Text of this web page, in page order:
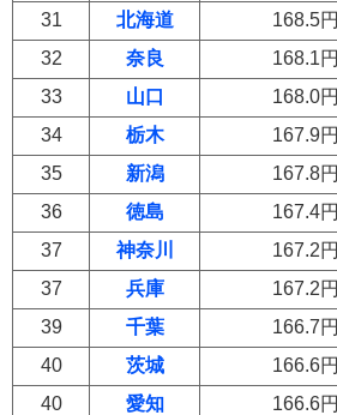
31
北海道 168.5円
32
奈良 168.1円
33
山口 168.0円
34
栃木 167.9円
35
新潟 167.8円
36
徳島 167.4円
37
神奈川 167.2円
37
兵庫 167.2円
39
千葉 166.7円
40
茨城 166.6円
40
愛知 166.6円